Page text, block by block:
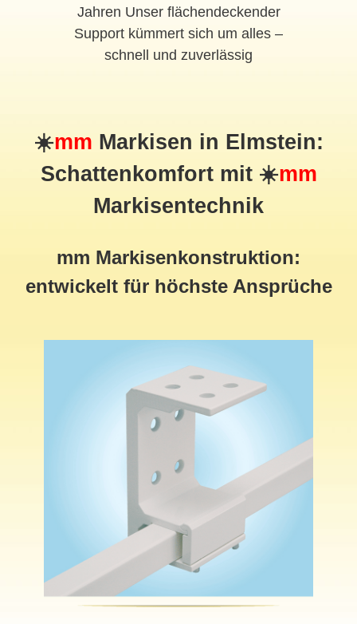
Jahren Unser flächendeckender
Support kümmert sich um alles –
schnell und zuverlässig
☀️mm Markisen in Elmstein:
Schattenkomfort mit ☀️mm
Markisentechnik
mm Markisenkonstruktion:
entwickelt für höchste Ansprüche